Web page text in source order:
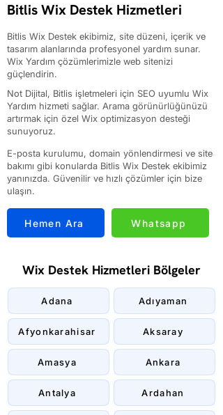
Bitlis Wix Destek Hizmetleri
Bitlis Wix Destek ekibimiz, site düzeni, içerik ve
tasarım alanlarında profesyonel yardım sunar.
Wix Yardım çözümlerimizle web sitenizi
güçlendirin.
Not Dijital, Bitlis işletmeleri için SEO uyumlu Wix
Yardım hizmeti sağlar. Arama görünürlüğünüzü
artırmak için özel Wix optimizasyon desteği
sunuyoruz.
E-posta kurulumu, domain yönlendirmesi ve site
bakımı gibi konularda Bitlis Wix Destek ekibimiz
yanınızda. Güvenilir ve hızlı çözümler için bize
ulaşın.
Hemen Ara Whatsapp
Wix Destek Hizmetleri Bölgeler
Adana
Afyonkarahisar
Amasya
Antalya
Adıyaman
Aksaray
Ankara
Ardahan